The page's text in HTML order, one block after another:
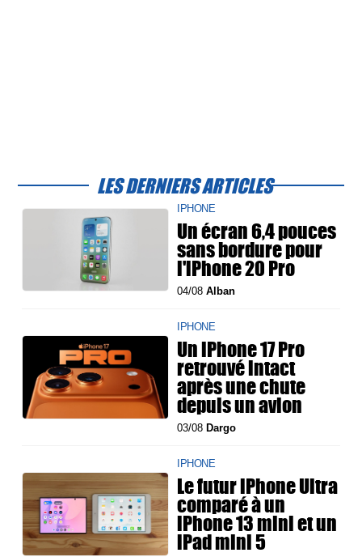
LES DERNIERS ARTICLES
IPHONE
Un écran 6,4 pouces
sans bordure pour
l'iPhone 20 Pro
04/08Alban
IPHONE
Un iPhone 17 Pro
retrouvé intact
après une chute
depuis un avion
03/08 Dargo
IPHONE
Le futur iPhone Ultra
comparé à un
iPhone 13 mini et un
iPad mini 5